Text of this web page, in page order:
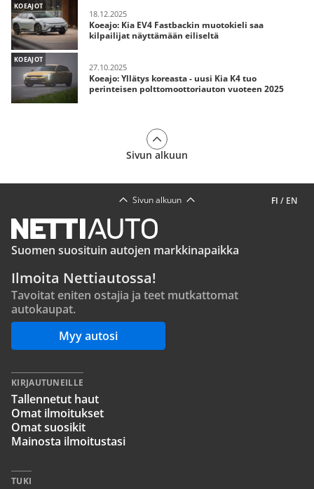
KOEAJOT
18.12.2025
Koeajo: Kia EV4 Fastbackin muotokieli saa
kilpailijat näyttämään eiliseltä
KOEAJOT
27.10.2025
Koeajo: Yllätys koreasta - uusi Kia K4 tuo
perinteisen polttomoottoriauton vuoteen 2025
Sivun alkuun
FI / EN
Sivun alkuun
Suomen suosituin autojen markkinapaikka
Ilmoita Nettiautossa!
Tavoitat eniten ostajia ja teet mutkattomat
autokaupat.
Myy autosi
KIRJAUTUNEILLE
Tallennetut haut
Omat ilmoitukset
Omat suosikit
Mainosta ilmoitustasi
TUKI